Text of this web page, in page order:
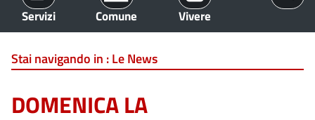
Servizi Comune Vivere
Stai navigando in :Le News
DOMENICA LA